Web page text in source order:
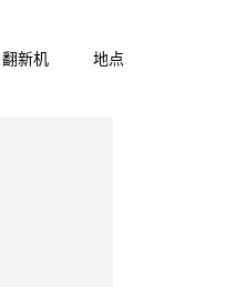
翻新机 地点